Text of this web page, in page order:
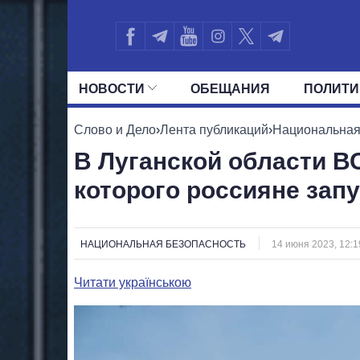
НОВОСТИ ОБЕЩАНИЯ
ВСЕ ПОЛИТИКИ ПРЕЗИДЕНТ И
Слово и Дело›Лента публикаций›
В Луганской области
которого россияне
НАЦИОНАЛЬНАЯ БЕЗОПАСНОСТЬ 14 июня 2023,
Читати українською